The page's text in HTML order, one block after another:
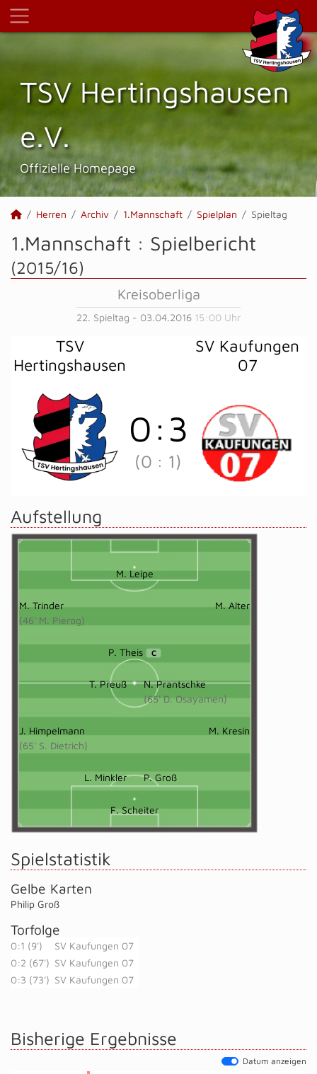
TSV Hertings­hausen
e.V.
Offizielle Homepage
Herren Archiv 1.Mannschaft Spielplan Spieltag
1.Mannschaft : Spielbericht
(2015/16)
Kreisoberliga
22. Spieltag - 03.04.2016 15:00 Uhr
TSV
Hertingshausen
SV Kaufungen
07
0 : 3
(0 : 1)
Aufstellung
M. Leipe
M. Trinder
(46' M. Pierog)
M. Alter
P. Theis C
T. Preuß
N. Prantschke
(65' D. Osayamen)
J. Himpelmann
(65' S. Dietrich)
M. Kresin
L. Minkler P. Groß
F. Scheiter
Spielstatistik
Gelbe Karten
Philip Groß
Torfolge
0:1 (9')
SV Kaufungen 07
0:2 (67') SV Kaufungen 07
0:3 (73') SV Kaufungen 07
Bisherige Ergebnisse
Datum anzeigen